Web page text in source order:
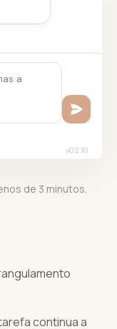
v0.2.10
de 3 minutos.
continua a